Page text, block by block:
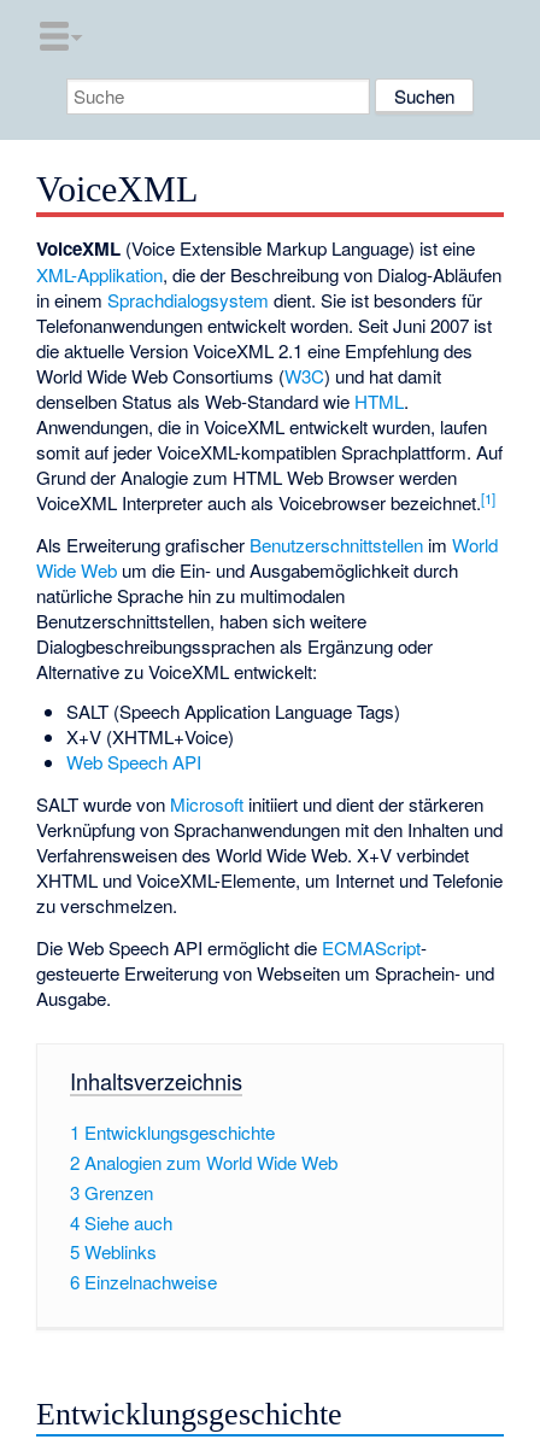
VoiceXML
VoiceXML (Voice Extensible Markup Language) ist eine
XML-Applikation, die der Beschreibung von Dialog-Abläufen
in einemSprachdialogsystem dient. Sie ist besonders für
Telefonanwendungen entwickelt worden. Seit Juni 2007 ist
die aktuelle Version VoiceXML 2.1 eine Empfehlung des
World Wide Web Consortiums (W3C) und hat damit
denselben Status als Web-Standard wie HTML.
Anwendungen, die in VoiceXML entwickelt wurden, laufen
somit auf jeder VoiceXML-kompatiblen Sprachplattform. Auf
Grund der Analogie zum HTML Web Browser werden
VoiceXML Interpreter auch als Voicebrowser bezeichnet.[1]
Als Erweiterung grafischer Benutzerschnittstellen imWorld
Wide Web um die Ein- und Ausgabemöglichkeit durch
natürliche Sprache hin zu multimodalen
Benutzerschnittstellen, haben sich weitere
Dialogbeschreibungssprachen als Ergänzung oder
Alternative zu VoiceXML entwickelt:
SALT(Speech Application Language Tags)
X+V (XHTML+Voice)
Web Speech API
SALT wurde von Microsoft initiiert und dient der stärkeren
Verknüpfung von Sprachanwendungen mit den Inhalten und
Verfahrensweisen des World Wide Web. X+V verbindet
XHTML und VoiceXML-Elemente, um Internet und Telefonie
zu verschmelzen.
Die Web Speech API ermöglicht die ECMAScript-
gesteuerte Erweiterung von Webseiten um Sprachein- und
Ausgabe.
Inhaltsverzeichnis
1 Entwicklungsgeschichte
2Analogien zum World Wide Web
3Grenzen
4Siehe auch
5Weblinks
6 Einzelnachweise
Entwicklungsgeschichte